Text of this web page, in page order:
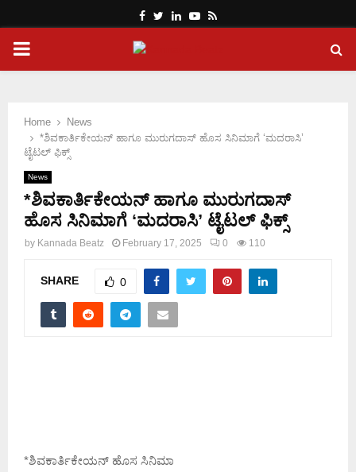
Facebook
Twitter
LinkedinYoutube
Rss
PRIMARY
Home
News
*ಶಿವಕಾರ್ತಿಕೇಯನ್ ಹಾಗೂ‌ ಮುರುಗದಾಸ್ ಹೊಸ ಸಿನಿಮಾಗೆ ‘ಮದರಾಸಿ’
ಟೈಟಲ್ ಫಿಕ್ಸ್
News
*ಶಿವಕಾರ್ತಿಕೇಯನ್ ಹಾಗೂ‌ ಮುರುಗದಾಸ್
ಹೊಸ ಸಿನಿಮಾಗೆ ‘ಮದರಾಸಿ’ ಟೈಟಲ್ ಫಿಕ್ಸ್
by Kannada Beatz February 17, 2025 0 110
SHARE 0
*ಶಿವಕಾರ್ತಿಕೇಯನ್ ಹೊಸ ಸಿನಿಮಾ